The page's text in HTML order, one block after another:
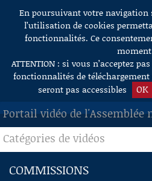
Aller au contenu
En poursuivant votre navigation
l’utilisation de cookies
fonctionnalités. Ce
ATTENTION : si vous n’acceptez
fonctionnalités de téléchargement
seront pas accessibles
OK
Portail vidéo de l'Assemblée
ACCUEIL
EN DIRECT
Catégories de vidéos
COMMISSIONS